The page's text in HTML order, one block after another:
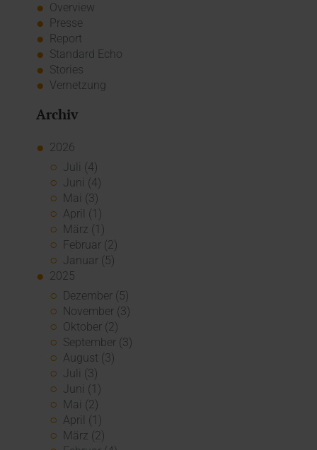
Overview
Presse
Report
Standard Echo
Stories
Vernetzung
Archiv
2026
Juli (4)
Juni (4)
Mai (3)
April (1)
März (1)
Februar (2)
Januar (5)
2025
Dezember (5)
November (3)
Oktober (2)
September (3)
August (3)
Juli (3)
Juni (1)
Mai (2)
April (1)
März (2)